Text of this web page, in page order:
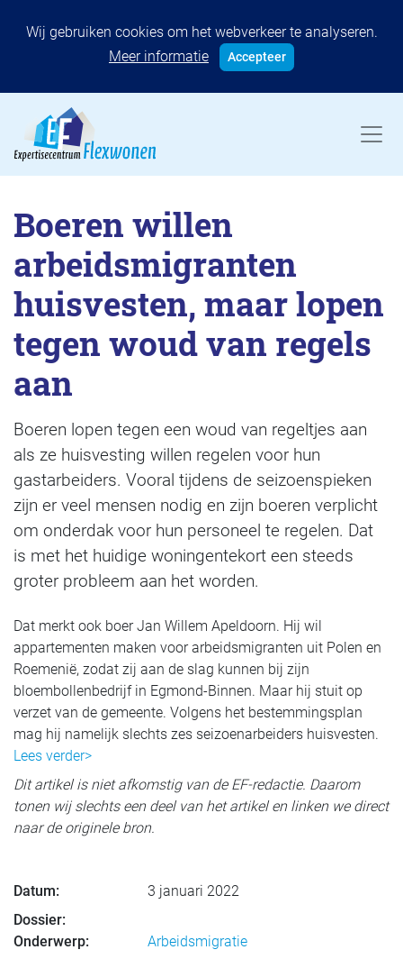
Wij gebruiken cookies om het webverkeer te analyseren.
Meer informatie
Accepteer
Boeren willen
arbeidsmigranten
huisvesten, maar lopen
tegen woud van regels
aan
Boeren lopen tegen een woud van regeltjes aan
als ze huisvesting willen regelen voor hun
gastarbeiders. Vooral tijdens de seizoenspieken
zijn er veel mensen nodig en zijn boeren verplicht
om onderdak voor hun personeel te regelen. Dat
is met het huidige woningentekort een steeds
groter probleem aan het worden.
Dat merkt ook boer Jan Willem Apeldoorn. Hij wil
appartementen maken voor arbeidsmigranten uit Polen en
Roemenië, zodat zij aan de slag kunnen bij zijn
bloembollenbedrijf in Egmond-Binnen. Maar hij stuit op
verzet van de gemeente. Volgens het bestemmingsplan
mag hij namelijk slechts zes seizoenarbeiders huisvesten.
Lees verder>
Dit artikel is niet afkomstig van de EF-redactie. Daarom
tonen wij slechts een deel van het artikel en linken we direct
naar de originele bron.
Datum:
3 januari 2022
Dossier:
Onderwerp:
Arbeidsmigratie